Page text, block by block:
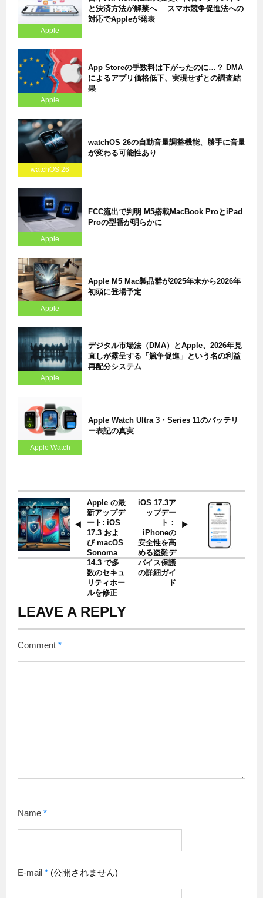
Apple
と決済方法が解禁へ──スマホ競争促進法への
対応でAppleが発表
Apple
App Storeの手数料は下がったのに…？ DMA
によるアプリ価格低下、実現せずとの調査結
果
watchOS 26
watchOS 26の自動音量調整機能、勝手に音量
が変わる可能性あり
Apple
FCC流出で判明 M5搭載MacBook ProとiPad
Proの型番が明らかに
Apple
Apple M5 Mac製品群が2025年末から2026年
初頭に登場予定
Apple
デジタル市場法（DMA）とApple、2026年見
直しが露呈する「競争促進」という名の利益
再配分システム
Apple Watch
Apple Watch Ultra 3・Series 11のバッテリ
ー表記の真実
Apple の最
新アップデ
ート: iOS
17.3 およ
び macOS
Sonoma
14.3 で多
数のセキュ
リティホー
ルを修正
iOS 17.3ア
ップデー
ト：
iPhoneの
安全性を高
める盗難デ
バイス保護
の詳細ガイ
ド
LEAVE A REPLY
Comment *
Name *
E-mail * (公開されません)